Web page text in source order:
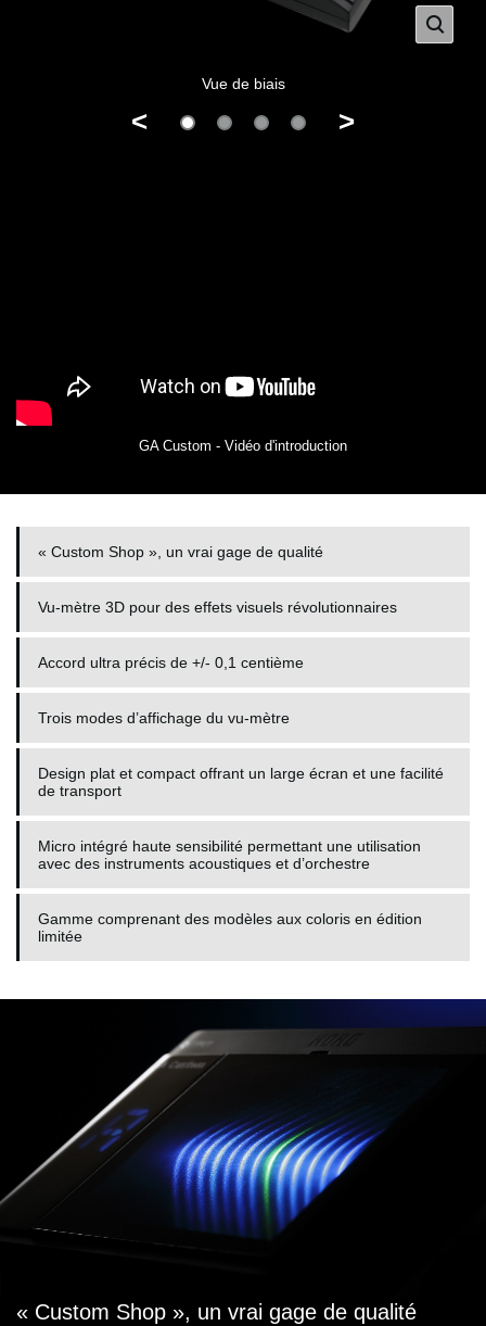
Vue de biais
< >
GA Custom - Vidéo d'introduction
« Custom Shop », un vrai gage de qualité
Vu-mètre 3D pour des effets visuels révolutionnaires
Accord ultra précis de +/- 0,1 centième
Trois modes d’affichage du vu-mètre
Design plat et compact offrant un large écran et une facilité
de transport
Micro intégré haute sensibilité permettant une utilisation
avec des instruments acoustiques et d’orchestre
Gamme comprenant des modèles aux coloris en édition
limitée
« Custom Shop », un vrai gage de qualité